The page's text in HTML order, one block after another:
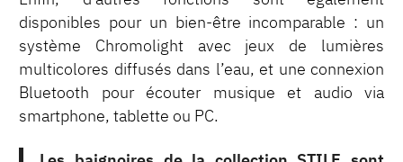
disponibles pour un bien-être incomparable : un
système Chromolight avec jeux de lumières
multicolores diffusés dans l’eau, et une connexion
Bluetooth pour écouter musique et audio via
smartphone, tablette ou PC.